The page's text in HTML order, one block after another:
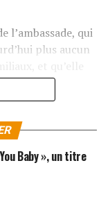
l’ambassade, qui
plus aucun
Erwin Bach, la
en terre
Baby », un titre